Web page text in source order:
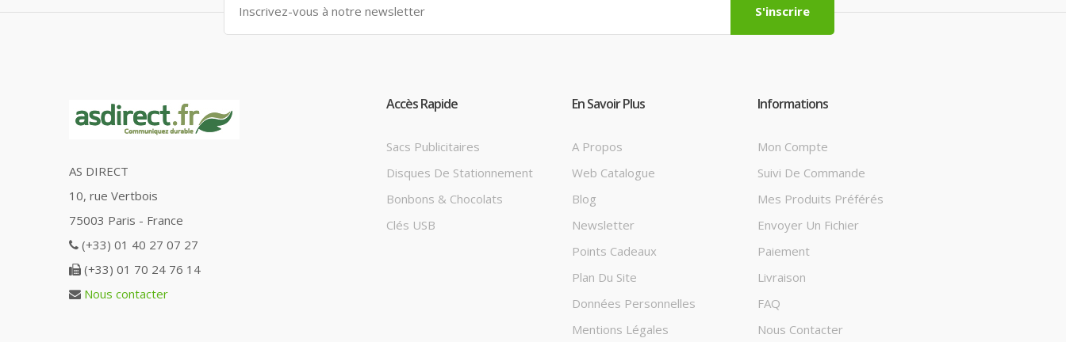
S'inscrire
AS DIRECT
10, rue Vertbois
75003 Paris - France
(+33) 01 40 27 07 27
(+33) 01 70 24 76 14
Nous contacter
Accès Rapide
Sacs Publicitaires
Disques De Stationnement
Bonbons & Chocolats
Clés USB
En Savoir Plus
A Propos
Web Catalogue
Blog
Newsletter
Points Cadeaux
Plan Du Site
Données Personnelles
Mentions Légales
Informations
Mon Compte
Suivi De Commande
Mes Produits Préférés
Envoyer Un Fichier
Paiement
Livraison
FAQ
Nous Contacter